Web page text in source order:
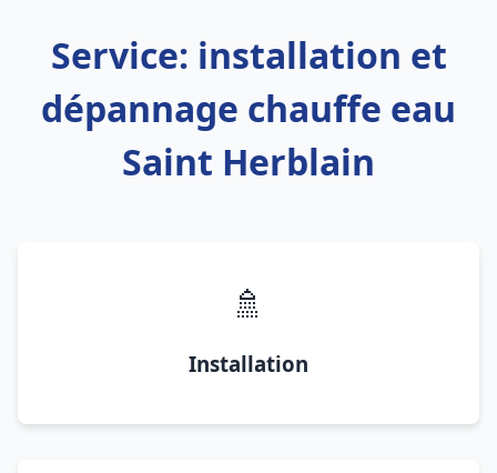
Service: installation et
dépannage chauffe eau
Saint Herblain
🚿
Installation